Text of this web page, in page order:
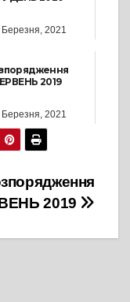
Березня, 2021
2019
Березня, 2021
2019